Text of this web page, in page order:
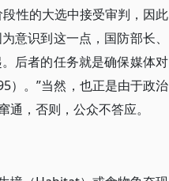
性的大选中接受审判，因此
意识到这一点，国防部长、
后者的任务就是确保媒体对
）。”当然，也正是由于政治
，否则，公众不答应。